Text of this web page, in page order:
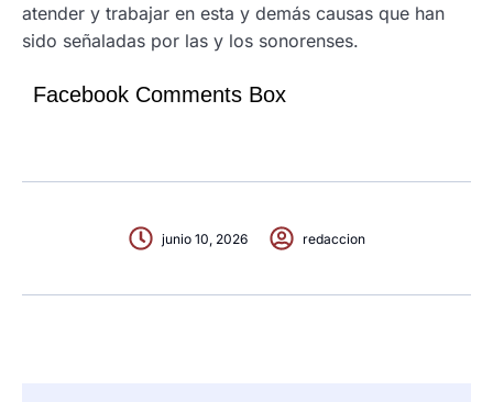
atender y trabajar en esta y demás causas que han
sido señaladas por las y los sonorenses.
Facebook Comments Box
junio 10, 2026 redaccion